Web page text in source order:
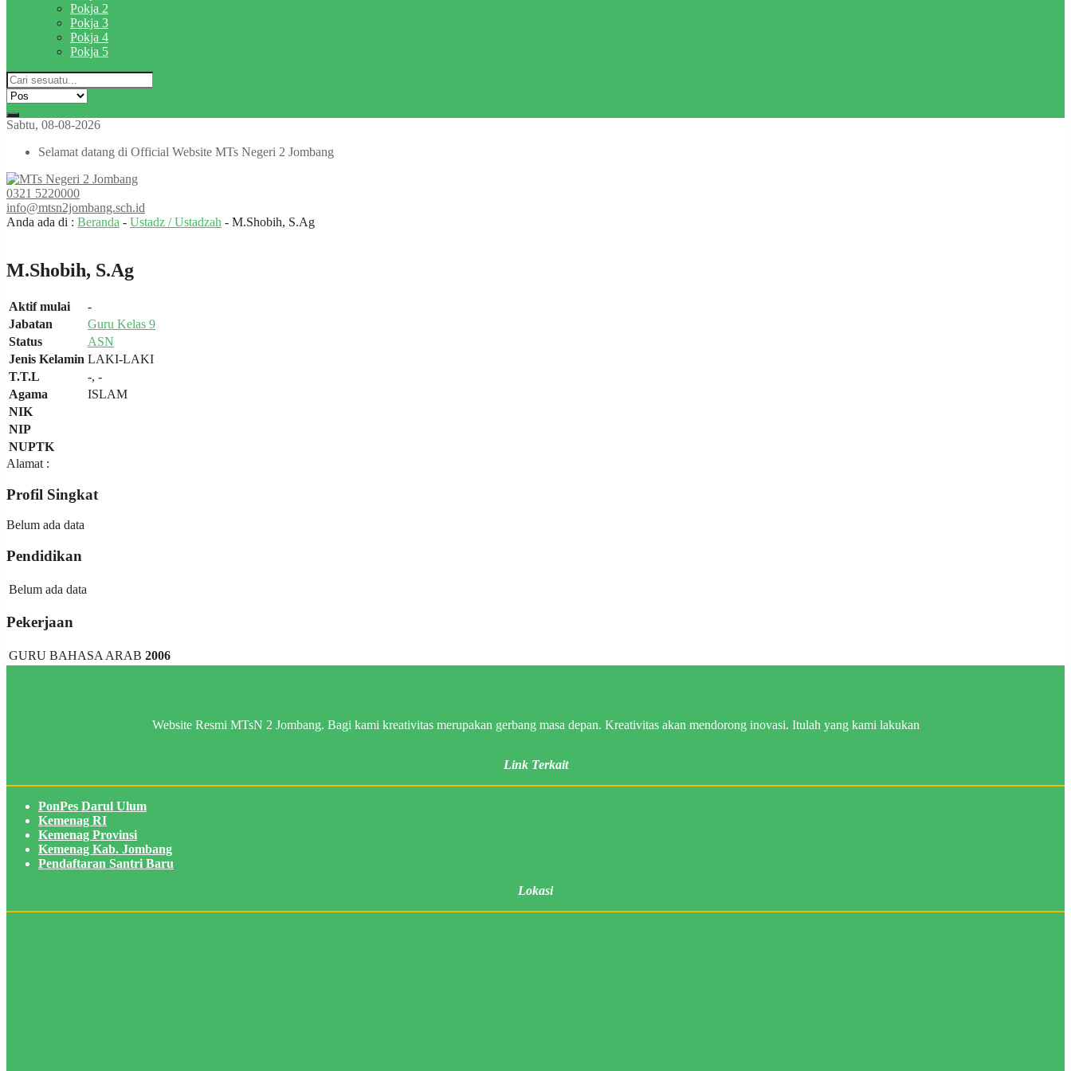
Pokja 2
Pokja 3
Pokja 4
Pokja 5
Sabtu, 08-08-2026
Selamat datang di Official Website MTs Negeri 2 Jombang
0321 5220000
info@mtsn2jombang.sch.id
Anda ada di : Beranda - Ustadz / Ustadzah - M.Shobih, S.Ag
M.Shobih, S.Ag
Aktif mulai
-
Jabatan
Guru Kelas 9
Status
ASN
Jenis Kelamin LAKI-LAKI
T.T.L
-, -
Agama
ISLAM
NIK
NIP
NUPTK
Alamat :
Profil Singkat
Belum ada data
Pendidikan
Belum ada data
Pekerjaan
GURU BAHASA ARAB 2006
Website Resmi MTsN 2 Jombang. Bagi kami kreativitas merupakan gerbang masa depan. Kreativitas akan mendorong inovasi. Itulah yang kami lakukan
Link Terkait
PonPes Darul Ulum
Kemenag RI
Kemenag Provinsi
Kemenag Kab. Jombang
Pendaftaran Santri Baru
Lokasi